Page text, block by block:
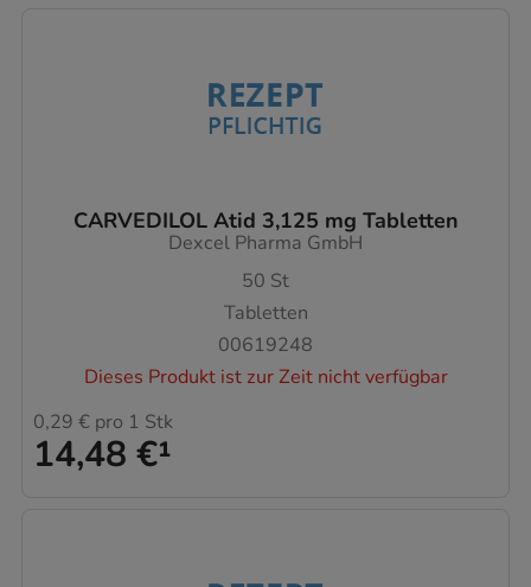
CARVEDILOL Atid 3,125 mg Tabletten
Dexcel Pharma GmbH
50 St
Tabletten
00619248
Dieses Produkt ist zur Zeit nicht verfügbar
14,48 €¹
0,29 € pro 1 Stk